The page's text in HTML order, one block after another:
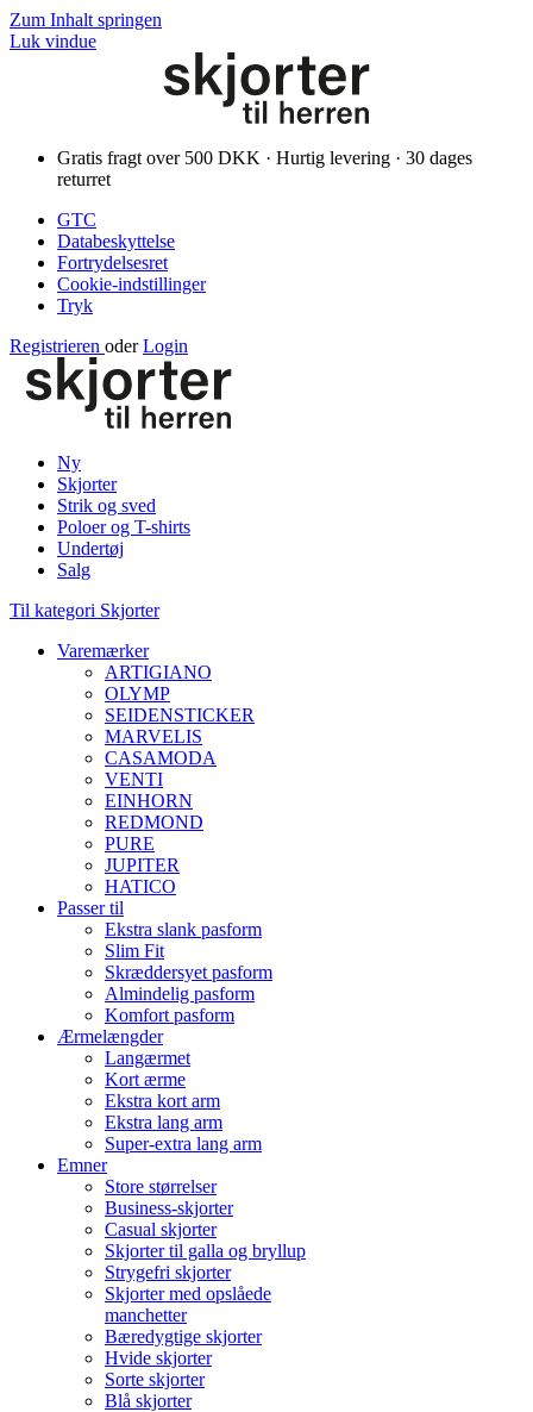
Zum Inhalt springen
Luk vindue
Gratis fragt over 500 DKK · Hurtig levering · 30 dages
returret
GTC
Databeskyttelse
Fortrydelsesret
Cookie-indstillinger
Tryk
Registrieren oder Login
Ny
Skjorter
Strik og sved
Poloer og T-shirts
Undertøj
Salg
Til kategori Skjorter
Varemærker
ARTIGIANO
OLYMP
SEIDENSTICKER
MARVELIS
CASAMODA
VENTI
EINHORN
REDMOND
PURE
JUPITER
HATICO
Passer til
Ekstra slank pasform
Slim Fit
Skræddersyet pasform
Almindelig pasform
Komfort pasform
Ærmelængder
Langærmet
Kort ærme
Ekstra kort arm
Ekstra lang arm
Super-extra lang arm
Emner
Store størrelser
Business-skjorter
Casual skjorter
Skjorter til galla og bryllup
Strygefri skjorter
Skjorter med opslåede
manchetter
Bæredygtige skjorter
Hvide skjorter
Sorte skjorter
Blå skjorter